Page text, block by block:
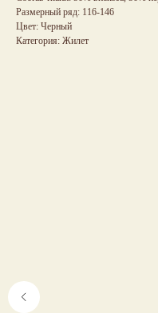
Размерный ряд: 116-146
Цвет: Черный
Категория: Жилет